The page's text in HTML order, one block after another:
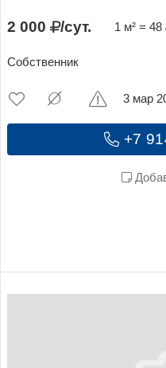
2 000 /сут. 1 м² = 48
Собственник
+7
3 мар